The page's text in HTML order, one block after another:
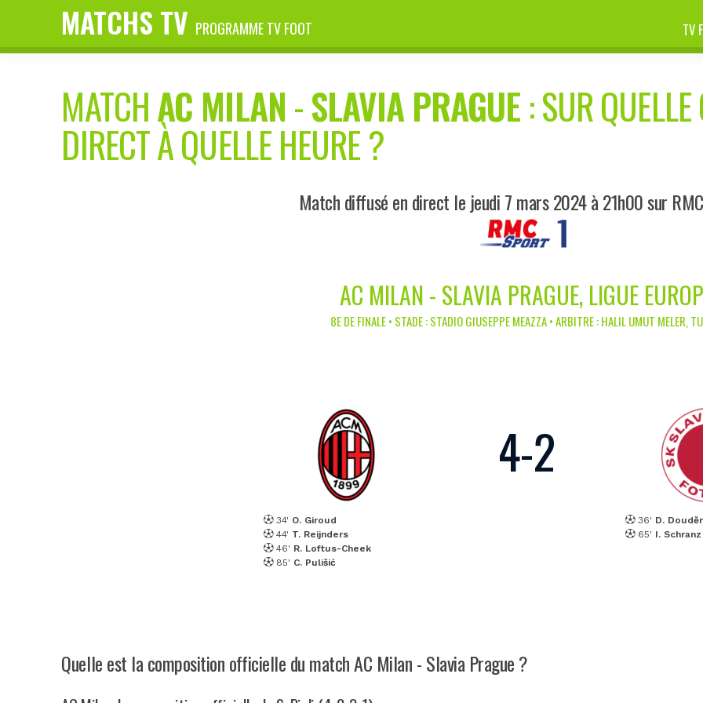
MATCHS TV PROGRAMME TV FOOT TV
MATCHAC MILAN-SLAVIA PRAGUE: SUR
DIRECT À QUELLE HEURE ?
Match diffusé en direct le jeudi 7 mars 2024 à 21h00 sur
AC MILAN - SLAVIA PRAGUE, LIGUE
8E DE FINALE • STADE : STADIO GIUSEPPE MEAZZA • ARBITRE : HALIL UMUT MELER,
34' O. Giroud
44' T. Reijnders
46' R. Loftus-Cheek
85' C. Pulišić
4-2
36' D.
65' I. Schranz
Quelle est la composition officielle du match AC Milan - Slavia Prague ?